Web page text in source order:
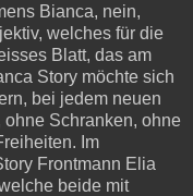
Bianca, nein,
welches für die
Blatt, das am
Story möchte sich
bei jedem neuen
Schranken, ohne
Im
Frontmann Elia
beide mit